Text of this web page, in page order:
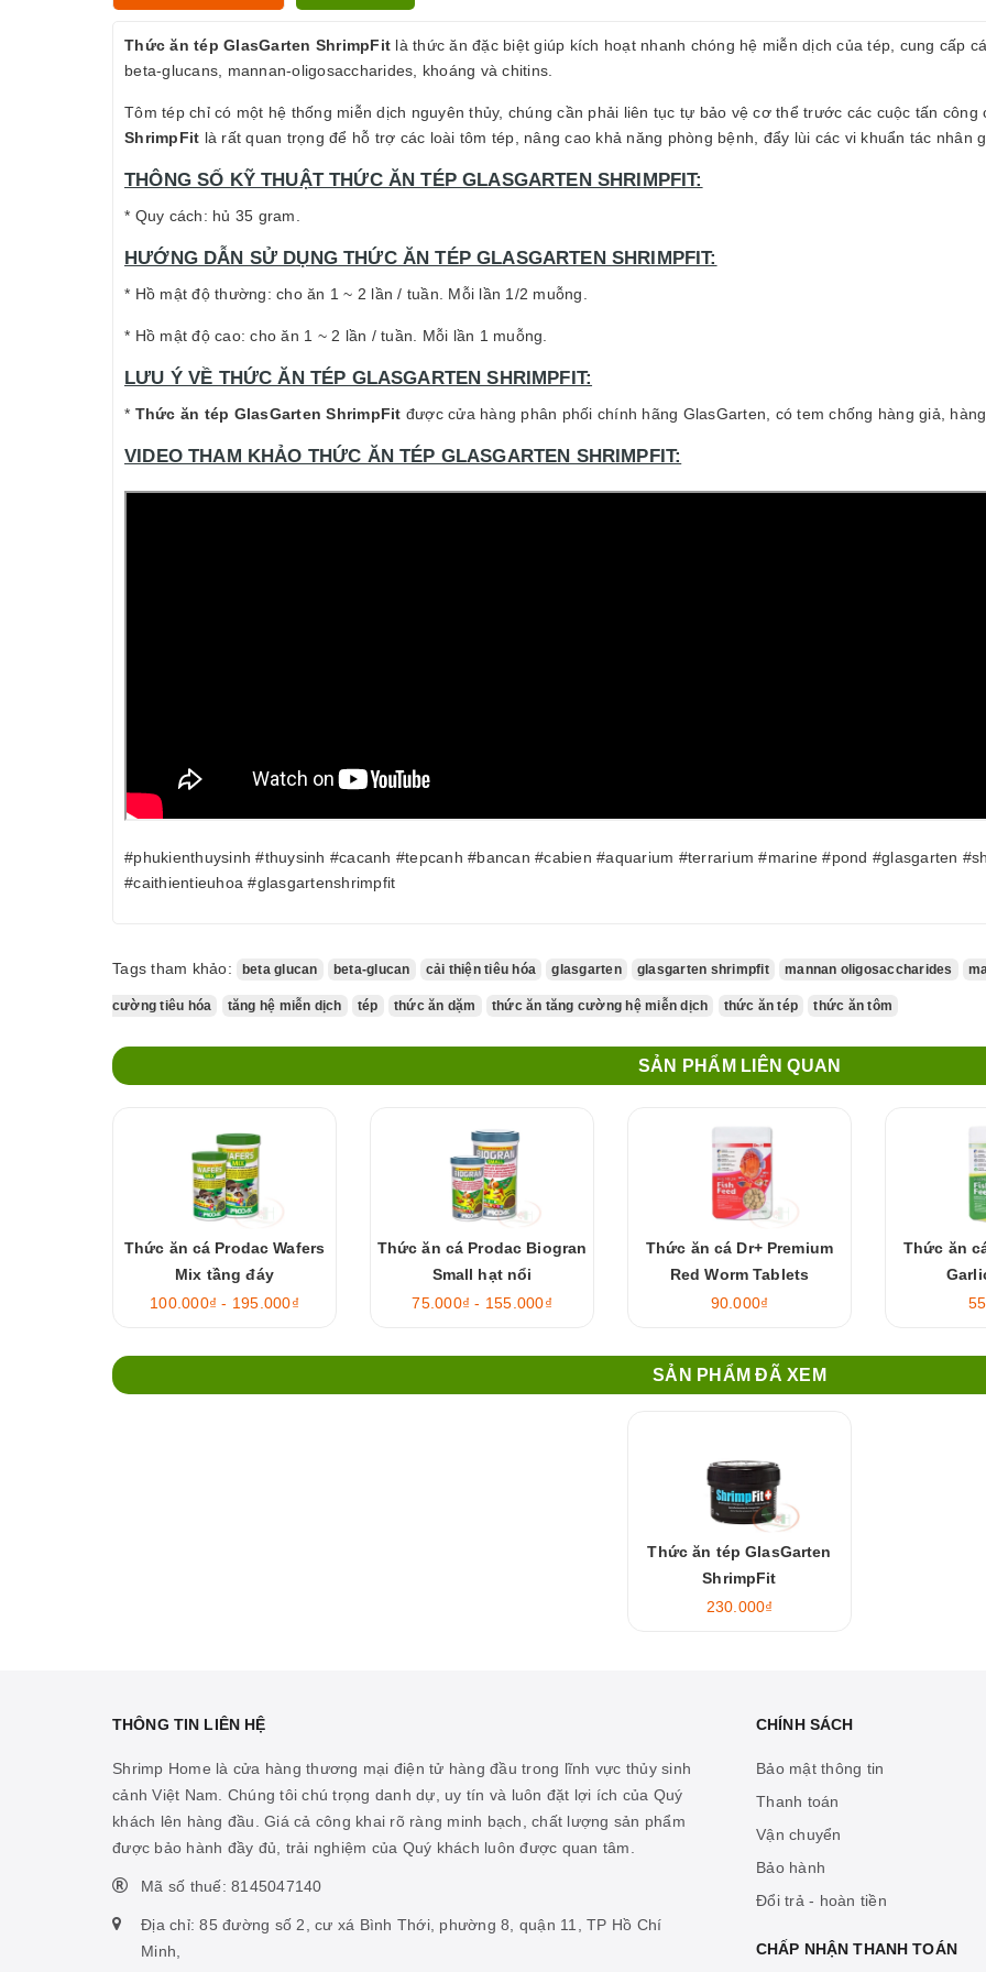
Thức ăn tép GlasGarten ShrimpFit là thức ăn đặc biệt giúp kích hoạt nhanh chóng hệ miễn dịch của tép, cung cấp
beta-glucans, mannan-oligosaccharides, khoáng và chitins.
Tôm tép chỉ có một hệ thống miễn dịch nguyên thủy, chúng cần phải liên tục tự bảo vệ cơ thể trước các cuộc tấn công
ShrimpFit là rất quan trọng để hỗ trợ các loài tôm tép, nâng cao khả năng phòng bệnh, đẩy lùi các vi khuẩn tác nhân
THÔNG SỐ KỸ THUẬT THỨC ĂN TÉP GLASGARTEN SHRIMPFIT:
* Quy cách: hủ 35 gram.
HƯỚNG DẪN SỬ DỤNG THỨC ĂN TÉP GLASGARTEN SHRIMPFIT:
* Hồ mật độ thường: cho ăn 1 ~ 2 lần / tuần. Mỗi lần 1/2 muỗng.
* Hồ mật độ cao: cho ăn 1 ~ 2 lần / tuần. Mỗi lần 1 muỗng.
LƯU Ý VỀ THỨC ĂN TÉP GLASGARTEN SHRIMPFIT:
* Thức ăn tép GlasGarten ShrimpFit được cửa hàng phân phối chính hãng GlasGarten, có tem chống hàng giả,
VIDEO THAM KHẢO THỨC ĂN TÉP GLASGARTEN SHRIMPFIT:
#phukienthuysinh #thuysinh #cacanh #tepcanh #bancan #cabien #aquarium #terrarium #marine #pond #glasgarten
#caithientieuhoa #glasgartenshrimpfit
Tags tham khảo: beta glucan beta-glucan cải thiện tiêu hóa glasgarten glasgarten shrimpfit mannan oligosaccharides
cường tiêu hóa tăng hệ miễn dịch tép thức ăn dặm thức ăn tăng cường hệ miễn dịch thức ăn tép thức ăn tôm
SẢN PHẨM LIÊN QUAN
Thức ăn cá Prodac Wafers
Mix tầng đáy
100.000₫ - 195.000₫
Thức ăn cá Prodac Biogran
Small hạt nổi
75.000₫ - 155.000₫
Thức ăn cá Dr+ Premium
Red Worm Tablets
90.000₫
Thức ăn
SẢN PHẨM ĐÃ XEM
Thức ăn tép GlasGarten
ShrimpFit
230.000₫
THÔNG TIN LIÊN HỆ
Shrimp Home là cửa hàng thương mại điện tử hàng đầu trong lĩnh vực thủy sinh
cảnh Việt Nam. Chúng tôi chú trọng danh dự, uy tín và luôn đặt lợi ích của Quý
khách lên hàng đầu. Giá cả công khai rõ ràng minh bạch, chất lượng sản phẩm
được bảo hành đầy đủ, trải nghiệm của Quý khách luôn được quan tâm.
Mã số thuế: 8145047140
Địa chỉ: 85 đường số 2, cư xá Bình Thới, phường 8, quận 11, TP Hồ Chí
Minh,
CHÍNH SÁCH
Bảo mật thông tin
Thanh toán
Vận chuyển
Bảo hành
Đổi trả - hoàn tiền
CHẤP NHẬN THANH TOÁN